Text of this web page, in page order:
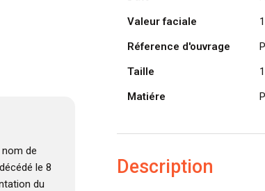
de
le 8
du
Valeur faciale
Réference d'ouvrage
Taille
Matiére
Description